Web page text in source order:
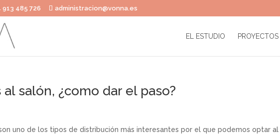
913 485 726 administracion@vonna.es
EL ESTUDIO PROYECTOS
salón, ¿como dar el paso?
uno de los tipos de distribución más interesantes por el que podemos optar al